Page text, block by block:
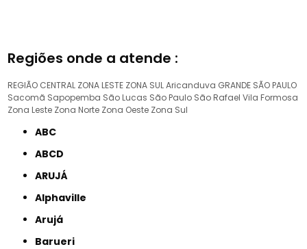
Regiões onde a atende :
REGIÃO CENTRAL ZONA LESTE ZONA SULAricanduva GRANDE SÃO PAULO
Sacomã Sapopemba São Lucas São Paulo São Rafael Vila Formosa
Zona Leste Zona Norte Zona Oeste Zona Sul
ABC
ABCD
ARUJÁ
Alphaville
Arujá
Barueri